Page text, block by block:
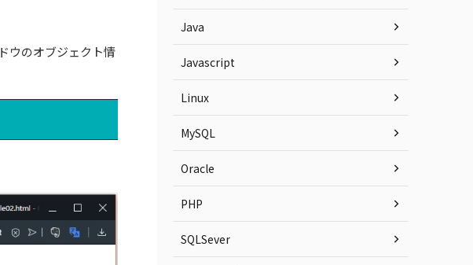
ウのオブジェクト情
Java
Javascript
Linux
MySQL
Oracle
PHP
SQLSever